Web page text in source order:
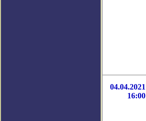
04.04.2021
16:00